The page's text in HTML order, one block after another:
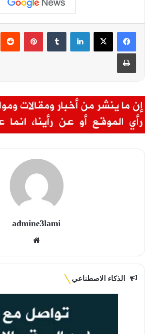
لينكدإن بينتيريست
طباعة
admine3lami
الذكاء الاصطناعي